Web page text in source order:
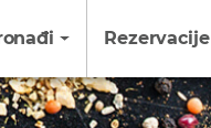
Rezervacije